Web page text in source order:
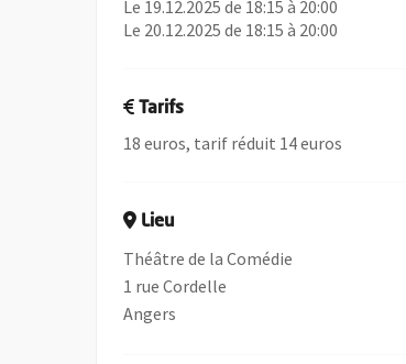
Le 19.12.2025 de 18:15 à 20:00
Le 20.12.2025 de 18:15 à 20:00
Tarifs
18 euros, tarif réduit 14 euros
Lieu
Théâtre de la Comédie
1 rue Cordelle
Angers